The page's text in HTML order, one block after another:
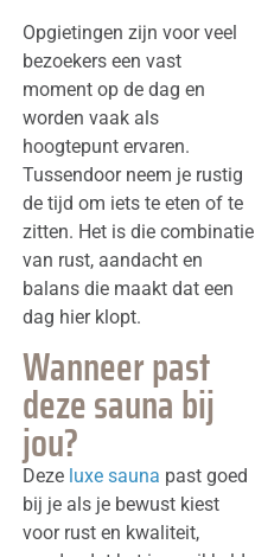
Opgietingen zijn voor veel
bezoekers een vast
moment op de dag en
worden vaak als
hoogtepunt ervaren.
Tussendoor neem je rustig
de tijd om iets te eten of te
zitten. Het is die combinatie
van rust, aandacht en
balans die maakt dat een
dag hier klopt.
Wanneer past
deze sauna bij
jou?
Deze luxe sauna past goed
bij je als je bewust kiest
voor rust en kwaliteit,